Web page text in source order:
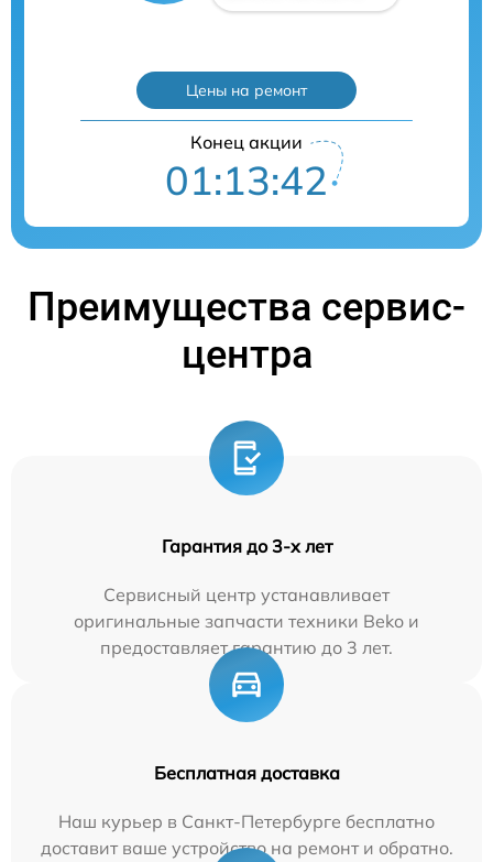
Цены на ремонт
Конец акции
01:13:41
Преимущества сервис-
центра
Гарантия до 3-х лет
Сервисный центр устанавливает
оригинальные запчасти техники Beko и
предоставляет гарантию до 3 лет.
Бесплатная доставка
Наш курьер в Санкт-Петербурге бесплатно
доставит ваше устройство на ремонт и обратно.